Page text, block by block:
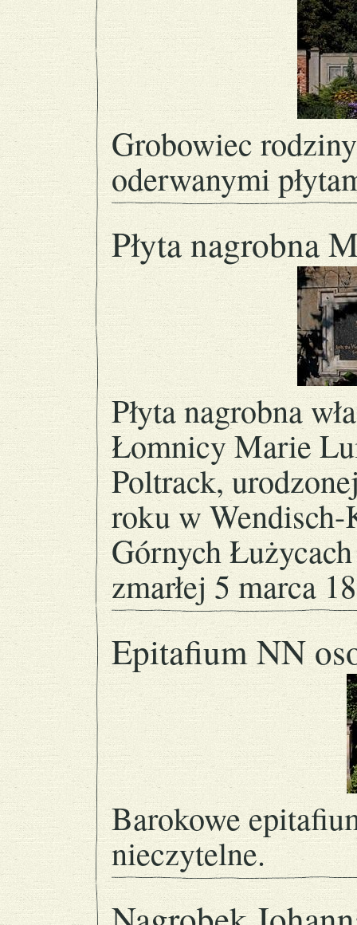
Grobowiec
oderwanymi
Płyta nagrobna
Płyta nagrobna
Łomnicy Marie
Poltrack,
roku w Wendisch-
Górnych
zmarłej 5 marca
Epitafium NN
Barokowe
nieczytelne.